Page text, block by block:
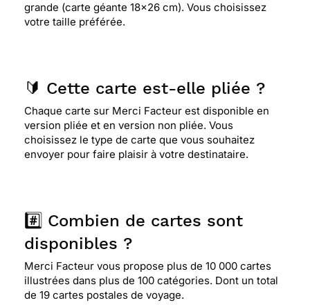
grande (carte géante 18x26 cm). Vous choisissez
votre taille préférée.
🔰 Cette carte est-elle pliée ?
Chaque carte sur Merci Facteur est disponible en
version pliée et en version non pliée. Vous
choisissez le type de carte que vous souhaitez
envoyer pour faire plaisir à votre destinataire.
#️⃣ Combien de cartes sont
disponibles ?
Merci Facteur vous propose plus de 10 000 cartes
illustrées dans plus de 100 catégories. Dont un total
de 19 cartes postales de voyage.